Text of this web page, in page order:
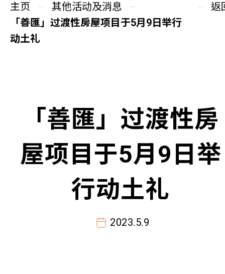
慈善活动
其他活动及消息
联络我们
主页
其他活动及消息
「善匯」过渡性房屋项目于5月9日举行
动土礼
返
「善匯」过渡性房
屋项目于5月9日举
行动土礼
2023.5.9